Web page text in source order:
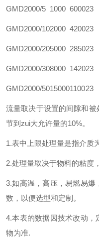
GMD2000/5 1000 600023
GMD2000/102000 420023
GMD2000/205000 285023
GMD2000/308000 142023
GMD2000/5015000110023
流量取决于设置的间隙和
节到zui大允许量的10%。
1.表中上限处理量是指介质
2.处理量取决于物料的粘度
3.如高温，高压，易燃易爆
数，以便选型和定制。
4.本表的数据因技术改动，
物为准.